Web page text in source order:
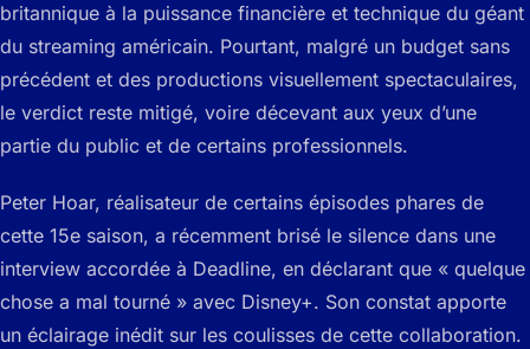
britannique à la puissance financière et technique du géant
du streaming américain. Pourtant, malgré un budget sans
précédent et des productions visuellement spectaculaires,
le verdict reste mitigé, voire décevant aux yeux d’une
partie du public et de certains professionnels.
Peter Hoar, réalisateur de certains épisodes phares de
cette 15e saison, a récemment brisé le silence dans une
interview accordée à Deadline, en déclarant que « quelque
chose a mal tourné » avec Disney+. Son constat apporte
un éclairage inédit sur les coulisses de cette collaboration.